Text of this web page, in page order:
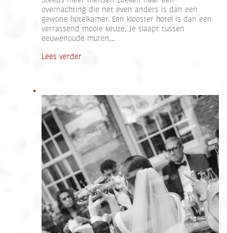
overnachting die net even anders is dan een
gewone hotelkamer. Een klooster hotel is dan een
verrassend mooie keuze. Je slaapt tussen
eeuwenoude muren,…
Lees verder